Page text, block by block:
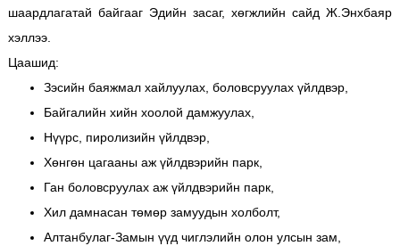
шаардлагатай байгааг Эдийн засаг, хөгжлийн сайд Ж.Энхбаяр
хэллээ.
Цаашид:
Зэсийн баяжмал хайлуулах, боловсруулах үйлдвэр,
Байгалийн хийн хоолой дамжуулах,
Нүүрс, пиролизийн үйлдвэр,
Хөнгөн цагааны аж үйлдвэрийн парк,
Ган боловсруулах аж үйлдвэрийн парк,
Хил дамнасан төмөр замуудын холболт,
Алтанбулаг-Замын үүд чиглэлийн олон улсын зам,